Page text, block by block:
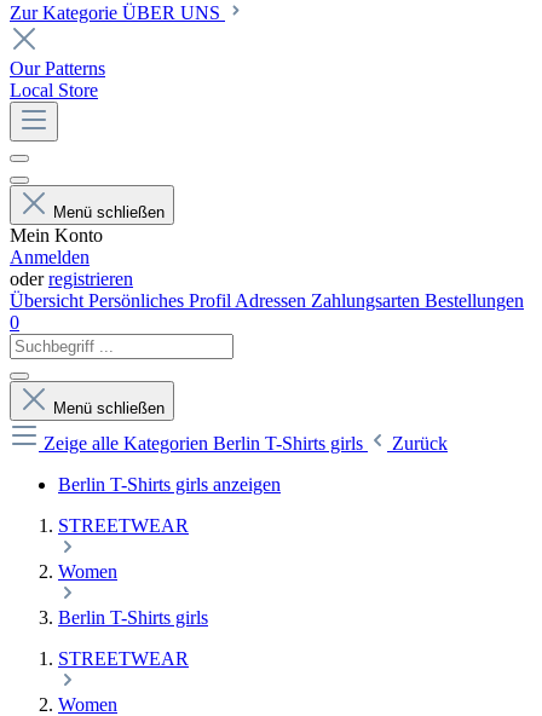
Zur Kategorie ÜBER UNS
Our Patterns
Local Store
Menü schließen
Mein Konto
Anmelden
oderregistrieren
Übersicht Persönliches Profil Adressen Zahlungsarten Bestellungen
0
Menü schließen
Zeige alle Kategorien Berlin T-Shirts girls
Zurück
Berlin T-Shirts girls anzeigen
STREETWEAR
Women
Berlin T-Shirts girls
STREETWEAR
Women